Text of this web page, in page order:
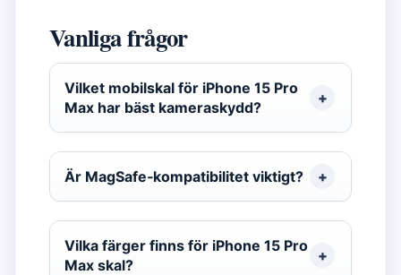
Vanliga frågor
Vilket mobilskal för iPhone 15 Pro
Max har bäst kameraskydd?
Är MagSafe‑kompatibilitet viktigt?
Vilka färger finns för iPhone 15 Pro
Max skal?